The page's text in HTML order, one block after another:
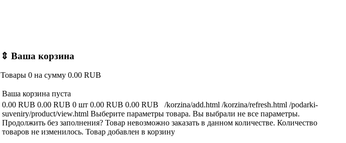
⇕ Ваша корзина
Товары 0 на сумму 0.00 RUB
Ваша корзина пуста
0.00 RUB 0.00 RUB 0 шт 0.00 RUB 0.00 RUB /korzina/add.html /korzina/refresh.html /podarki-
suveniry/product/view.html Выберите параметры товара. Вы выбрали не все параметры.
Продолжить без заполнения? Товар невозможно заказать в данном количестве. Количество
товаров не изменилось. Товар добавлен в корзину